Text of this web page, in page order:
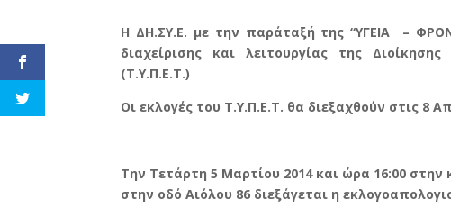
Η ΔΗ.ΣΥ.Ε. με την παράταξή της “ΥΓΕΙΑ –
διαχείρισης και λειτουργίας της
(Τ.Υ.Π.Ε.Τ.)
Οι εκλογές του Τ.Υ.Π.Ε.Τ. θα διεξαχθούν στις 8
Την Τετάρτη 5 Μαρτίου 2014 και ώρα 16:00
στην οδό Αιόλου 86 διεξάγεται η